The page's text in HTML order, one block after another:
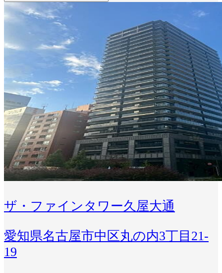
ザ・ファインタワー久屋大通
愛知県名古屋市中区丸の内3丁目21-
19